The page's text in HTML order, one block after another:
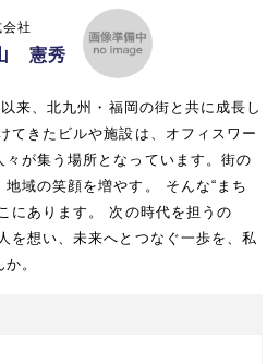
社
憲秀
来、北九州・福岡の街と共に成長し
てきたビルや施設は、オフィスワー
が集う場所となっています。街の
域の笑顔を増やす。 そんな“まち
にあります。 次の時代を担うの
を想い、未来へとつなぐ一歩を、私
。